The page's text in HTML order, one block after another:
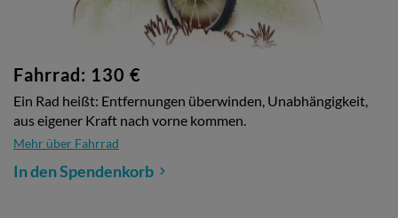
Fahrrad: 130 €
Ein Rad heißt: Entfernungen überwinden, Unabhängigkeit,
aus eigener Kraft nach vorne kommen.
Mehr über Fahrrad
In den Spendenkorb